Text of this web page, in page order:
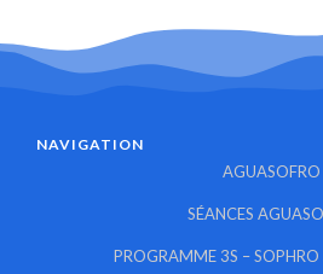
NAVIGATION
AGUASOFRO
SÉANCES
PROGRAMME 3S –